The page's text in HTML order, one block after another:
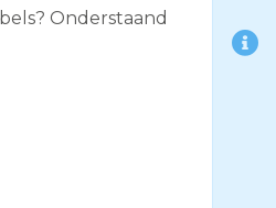
Onderstaand